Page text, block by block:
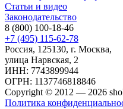
Статьи и видео
Законодательство
8 (800) 100-18-46
+7 (495) 115-62-78
Россия, 125130, г. Москва,
улица Нарвская, 2
ИНН: 7743899944
ОГРН: 1137746818846
Copyright © 2012 — 2026
Политика